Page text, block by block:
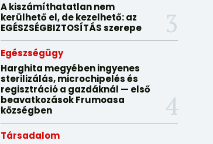
A kiszámíthatatlan nem
kerülhető el, de kezelhető: az
EGÉSZSÉGBIZTOSÍTÁS szerepe
Egészségügy
Harghita megyében ingyenes
sterilizálás, microchipelés és
regisztráció a gazdáknál — első
beavatkozások Frumoasa
községben
Társadalom